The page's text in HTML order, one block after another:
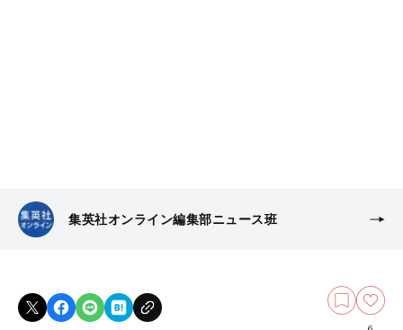
集英社オンライン編集部ニュース班